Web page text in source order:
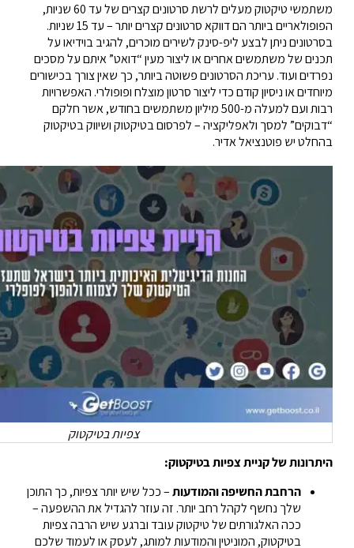
משתמשי טיקטוק מעלים לרשת סרטונים קצרים של עד 60 שניות,
הפופולאריים ביותר הם דווקא סרטונים קצרים יותר – עד 15 שניות.
בסרטונים ניתן לבצע ליפ-סינק לשירים מוכרים, להגיב בוידיאו על
תכנים של משתמשים אחרים או ליצור מעין “דואט” איתם על מסכים
נפרדים ועוד. עריכת הסרטונים פשוטה ביותר, כך שאין צורך בכישורים
מיוחדים או ניסיון קודם כדי ליצור סרטון מוצלח ופופולרי. האפשרויות
רבות ועם למעלה מ-500 מיליון משתמשים בחודש, אשר חלקם
“דבוקים” למסך ולאפליקציה – לפרסום בטיקטוק ושיווק בטיקטוק
בהחלט יש פוטנציאל אדיר.
צפיות בטיקטוק
היתרונות של קניית צפיות בטיקטוק:
הרחבת החשיפה והמודעות– ככל שיש יותר צפיות, כך התוכן
שלך נחשף לקהל רחב יותר. זה עוזר להגדיל את ההשפעה –
ככה האלגורתים של טיקטוק עובד וברגע שיש הרבה צפיות
בטיקטוק, המוניטין והמודעות למותג, לעסק או לעמוד שלכם